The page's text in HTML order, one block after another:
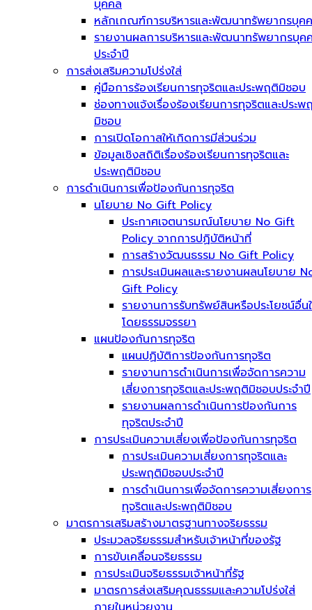
บุคคล
หลักเกณฑ์การบริหารและพัฒนาทรัพยากรบุค
รายงานผลการบริหารและพัฒนาทรัพยากรบุค
ประจำปี
การส่งเสริมความโปร่งใส่
คู่มือการร้องเรียนการทุจริตและประพฤติมิชอบ
ช่องทางแจ้งเรื่องร้องเรียนการทุจริตและประพ
มิชอบ
การเปิดโอกาสให้เกิดการมีส่วนร่วม
ข้อมูลเชิงสถิติเรื่องร้องเรียนการทุจริตและ
ประพฤติมิชอบ
การดำเนินการเพื่อป้องกันการทุจริต
นโยบาย No Gift Policy
ประกาศเจตนารมณ์นโยบาย No Gift
Policy จากการปฏิบัติหน้าที่
การสร้างวัฒนธรรม No Gift Policy
การประเมินผลและรายงานผลนโยบาย
Gift Policy
รายงานการรับทรัพย์สินหรือประโยชน์อื่น
โดยธรรมจรรยา
แผนป้องกันการทุจริต
แผนปฏิบัติการป้องกันการทุจริต
รายงานการดำเนินการเพื่อจัดการความ
เสี่ยงการทุจริตและประพฤติมิชอบประจำปี
รายงานผลการดำเนินการป้องกันการ
ทุจริตประจำปี
การประเมินความเสี่ยงเพื่อป้องกันการทุจริต
การประเมินความเสี่ยงการทุจริตและ
ประพฤติมิชอบประจำปี
การดำเนินการเพื่อจัดการความเสี่ยงการ
ทุจริตและประพฤติมิชอบ
มาตรการเสริมสร้างมาตรฐานทางจริยธรรม
ประมวลจริยธรรมสำหรับเจ้าหน้าที่ของรัฐ
การขับเคลื่อนจริยธรรม
การประเมินจริยธรรมเจ้าหน้าที่รัฐ
มาตรการส่งเสริมคุณธรรมและความโปร่งใส่